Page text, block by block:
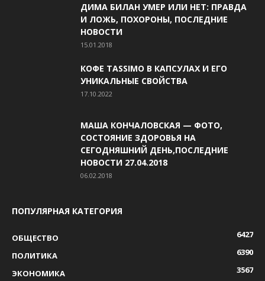
ДИМА БИЛАН УМЕР ИЛИ НЕТ: ПРАВДА
И ЛОЖЬ, ПОХОРОНЫ, ПОСЛЕДНИЕ
НОВОСТИ
15.01.2018
КОФЕ TASSIMO В КАПСУЛАХ И ЕГО
УНИКАЛЬНЫЕ СВОЙСТВА
17.10.2022
МАША КОНЧАЛОВСКАЯ — ФОТО,
СОСТОЯНИЕ ЗДОРОВЬЯ НА
СЕГОДНЯШНИЙ ДЕНЬ,ПОСЛЕДНИЕ
НОВОСТИ 27.04.2018
06.02.2018
ПОПУЛЯРНАЯ КАТЕГОРИЯ
ОБЩЕСТВО
6427
ПОЛИТИКА
6390
ЭКОНОМИКА
3567